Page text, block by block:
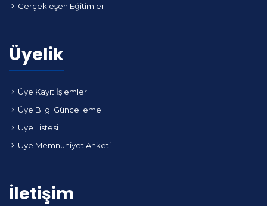
Gerçekleşen Eğitimler
Üyelik
Üye Kayıt İşlemleri
Üye Bilgi Güncelleme
Üye Listesi
Üye Memnuniyet Anketi
İletişim